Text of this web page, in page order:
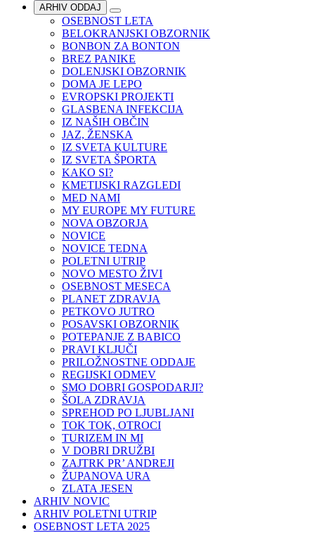
ARHIV ODDAJ
OSEBNOST LETA
BELOKRANJSKI OBZORNIK
BONBON ZA BONTON
BREZ PANIKE
DOLENJSKI OBZORNIK
DOMA JE LEPO
EVROPSKI PROJEKTI
GLASBENA INFEKCIJA
IZ NAŠIH OBČIN
JAZ, ŽENSKA
IZ SVETA KULTURE
IZ SVETA ŠPORTA
KAKO SI?
KMETIJSKI RAZGLEDI
MED NAMI
MY EUROPE MY FUTURE
NOVA OBZORJA
NOVICE
NOVICE TEDNA
POLETNI UTRIP
NOVO MESTO ŽIVI
OSEBNOST MESECA
PLANET ZDRAVJA
PETKOVO JUTRO
POSAVSKI OBZORNIK
POTEPANJE Z BABICO
PRAVI KLJUČI
PRILOŽNOSTNE ODDAJE
REGIJSKI ODMEV
SMO DOBRI GOSPODARJI?
ŠOLA ZDRAVJA
SPREHOD PO LJUBLJANI
TOK TOK, OTROCI
TURIZEM IN MI
V DOBRI DRUŽBI
ZAJTRK PR’ ANDREJI
ŽUPANOVA URA
ZLATA JESEN
ARHIV NOVIC
ARHIV POLETNI UTRIP
OSEBNOST LETA 2025